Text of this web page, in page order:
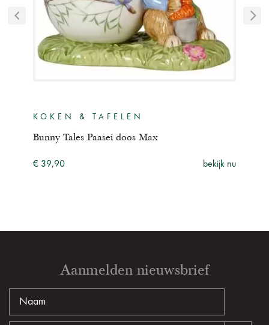
KOKEN & TAFELEN
Bunny Tales Paasei doos Max
€ 39,90 bekijk nu
Aanmelden nieuwsbrief